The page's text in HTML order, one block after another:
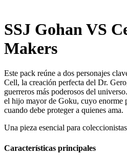
SSJ Gohan VS
Makers
Este pack reúne a dos personajes
Cell, la creación perfecta del Dr.
guerreros más poderosos del
el hijo mayor de Goku, cuyo enorme
cuando debe proteger a quienes ama.
Una pieza esencial para
Características principales